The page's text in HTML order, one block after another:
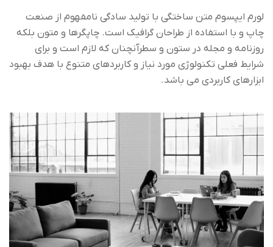
لورم ایپسوم متن ساختگی با تولید سادگی نامفهوم از صنعت
چاپ و با استفاده از طراحان گرافیک است. چاپگرها و متون بلکه
روزنامه و مجله در ستون و سطرآنچنان که لازم است و برای
شرایط فعلی تکنولوژی مورد نیاز و کاربردهای متنوع با هدف بهبود
ابزارهای کاربردی می باشد.